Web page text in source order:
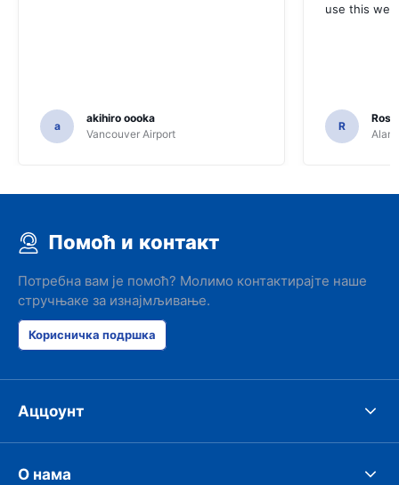
a
akihiro oooka
Vancouver Airport
use this
R
Помоћ и контакт
Потребна вам је помоћ? Молимо контактирајте наше
стручњаке за изнајмљивање.
Корисничка подршка
Аццоунт
О нама